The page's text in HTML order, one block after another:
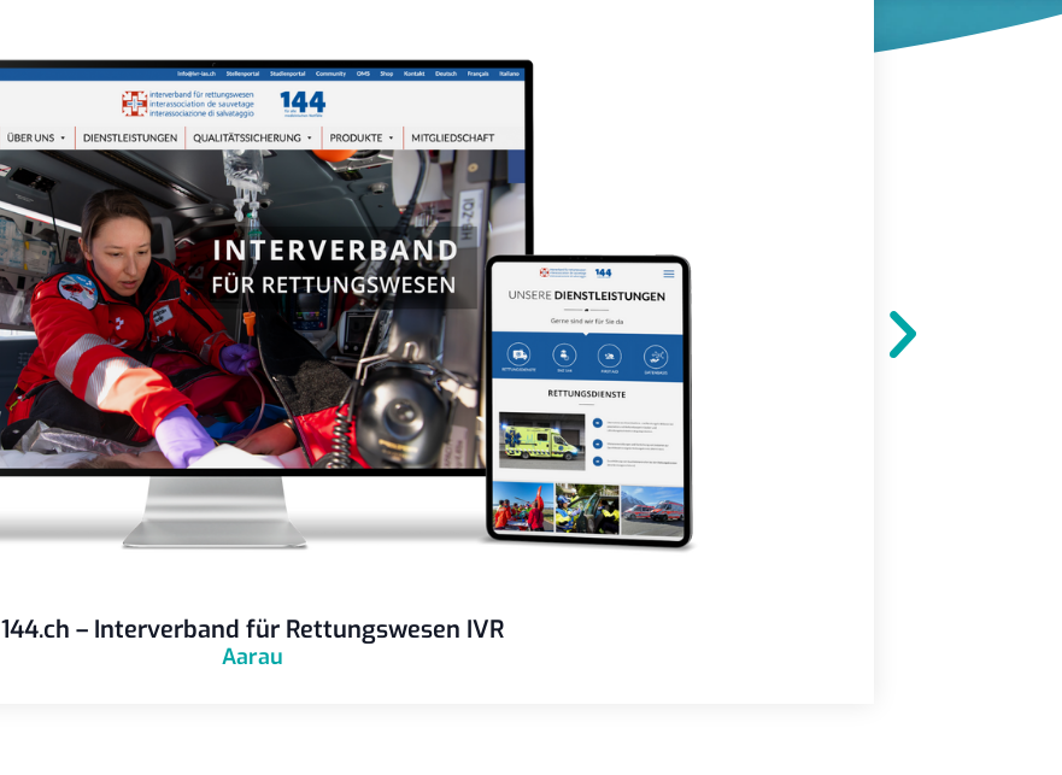
144.ch – Interverband für Rettungswesen IVR
Aarau